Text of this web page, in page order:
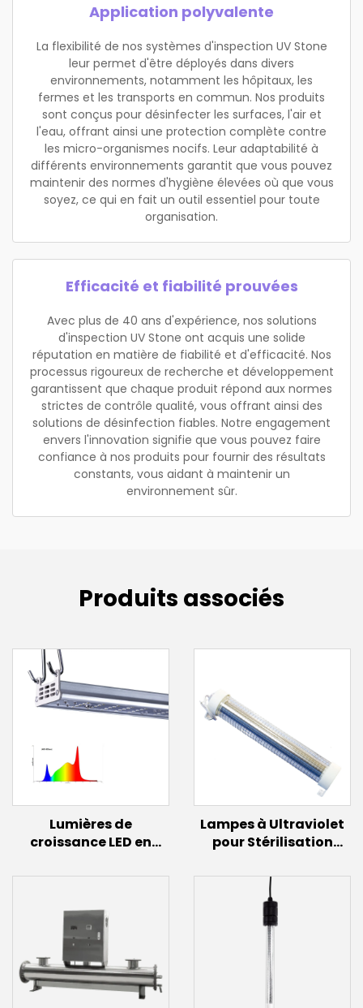
Application polyvalente
La flexibilité de nos systèmes d'inspection UV Stone
leur permet d'être déployés dans divers
environnements, notamment les hôpitaux, les
fermes et les transports en commun. Nos produits
sont conçus pour désinfecter les surfaces, l'air et
l'eau, offrant ainsi une protection complète contre
les micro-organismes nocifs. Leur adaptabilité à
différents environnements garantit que vous pouvez
maintenir des normes d'hygiène élevées où que vous
soyez, ce qui en fait un outil essentiel pour toute
organisation.
Efficacité et fiabilité prouvées
Avec plus de 40 ans d'expérience, nos solutions
d'inspection UV Stone ont acquis une solide
réputation en matière de fiabilité et d'efficacité. Nos
processus rigoureux de recherche et développement
garantissent que chaque produit répond aux normes
strictes de contrôle qualité, vous offrant ainsi des
solutions de désinfection fiables. Notre engagement
envers l'innovation signifie que vous pouvez faire
confiance à nos produits pour fournir des résultats
constants, vous aidant à maintenir un
environnement sûr.
Produits associés
Lumières de
croissance LED en
Plantes d'intérieur
Légumes Fruits Plein
spectre Lumières de
croissance pour
plantes Vertes Serre
Lampes à Ultraviolet
pour Stérilisation
UVC à Spectre
Lointain 150W 60w
30w Éclairage à
Excimère Lampe UVC
222nm